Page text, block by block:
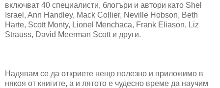
включват 40 специалисти, блогъри и автори като Shel
Israel, Ann Handley, Mack Collier, Neville Hobson, Beth
Harte, Scott Monty, Lionel Menchaca, Frank Eliason, Liz
Strauss, David Meerman Scott и други.
Надявам се да откриете нещо полезно и приложимо в
някоя от книгите, а и лятото е чудесно време да научим